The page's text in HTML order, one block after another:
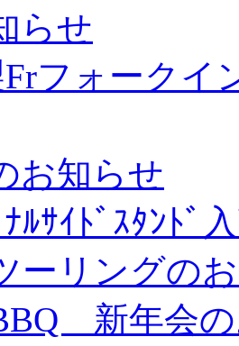
らせ
Frフォークイ
お知らせ
ﾅﾙｻｲﾄﾞｽﾀﾝﾄﾞ
ーリングの
新年会